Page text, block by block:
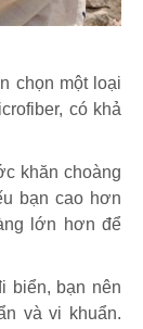
chọn một loại
có khả
khăn choàng
bạn cao hơn
lớn hơn để
biển, bạn nên
và vi khuẩn.